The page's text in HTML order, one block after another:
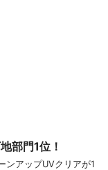
部門1位！
ンアップUVクリアが1